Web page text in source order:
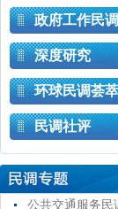
政府工作民调
深度研究
环球民调荟萃
民调社评
公共交通服务民